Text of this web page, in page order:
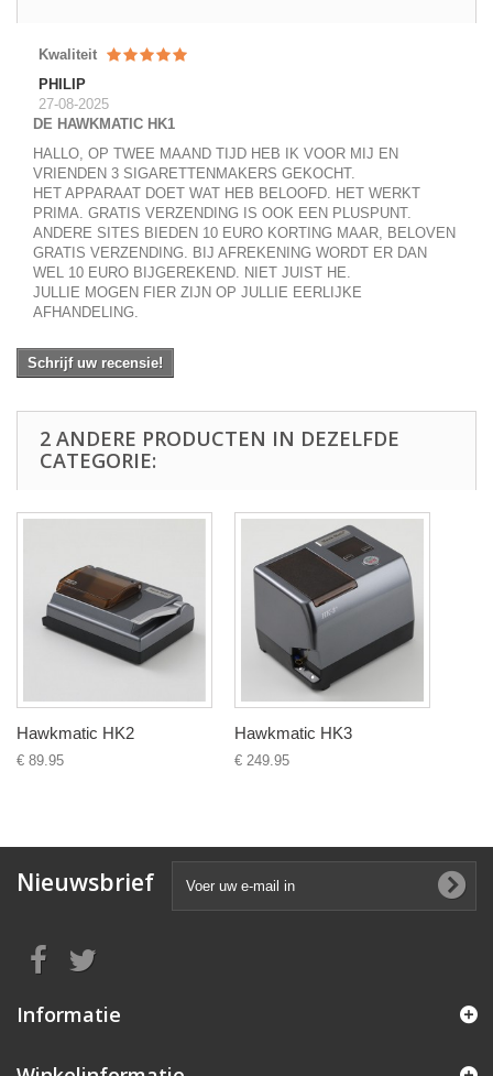
Kwaliteit
PHILIP
27-08-2025
DE HAWKMATIC HK1
HALLO, OP TWEE MAAND TIJD HEB IK VOOR MIJ EN
VRIENDEN 3 SIGARETTENMAKERS GEKOCHT.
HET APPARAAT DOET WAT HEB BELOOFD. HET WERKT
PRIMA. GRATIS VERZENDING IS OOK EEN PLUSPUNT.
ANDERE SITES BIEDEN 10 EURO KORTING MAAR, BELOVEN
GRATIS VERZENDING. BIJ AFREKENING WORDT ER DAN
WEL 10 EURO BIJGEREKEND. NIET JUIST HE.
JULLIE MOGEN FIER ZIJN OP JULLIE EERLIJKE
AFHANDELING.
Schrijf uw recensie!
2 ANDERE PRODUCTEN IN DEZELFDE
CATEGORIE:
Hawkmatic HK2
€ 89.95
Hawkmatic HK3
€ 249.95
Nieuwsbrief
Informatie